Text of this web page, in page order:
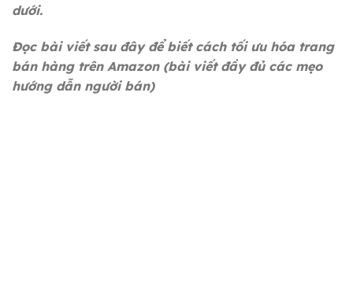
dưới.
Đọc bài viết sau đây để biết cách tối ưu hóa trang
bán hàng trên Amazon (bài viết đầy đủ các mẹo
hướng dẫn người bán)